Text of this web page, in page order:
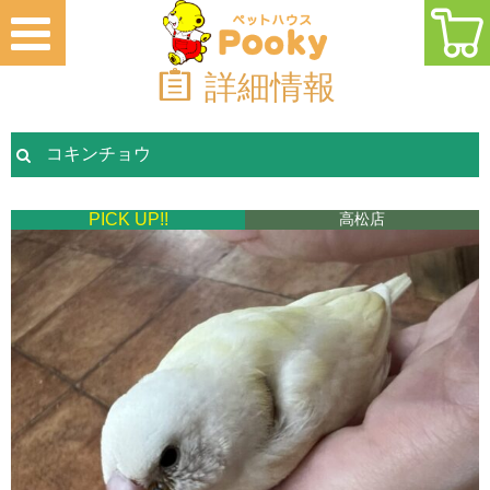
詳細情報
コキンチョウ
PICK UP!! 高松店